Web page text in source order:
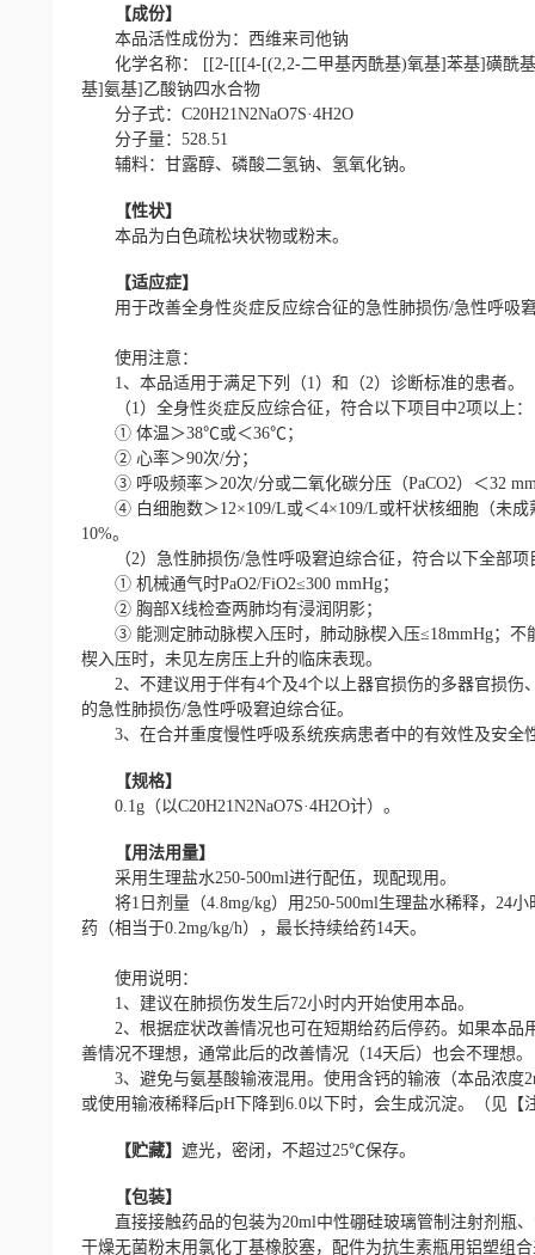
【成份】
本品活性成份为：西维来司他钠
化学名称： [[2-[[[4-[(2,2-二甲基丙酰基)氧基]苯基]磺酰
基]氨基]乙酸钠四水合物
分子式：C20H21N2NaO7S·4H2O
分子量：528.51
辅料：甘露醇、磷酸二氢钠、氢氧化钠。
【性状】
本品为白色疏松块状物或粉末。
【适应症】
用于改善全身性炎症反应综合征的急性肺损伤/急性呼吸
使用注意：
1、本品适用于满足下列（1）和（2）诊断标准的患者。
（1）全身性炎症反应综合征，符合以下项目中2项以上：
① 体温＞38℃或＜36℃；
② 心率＞90次/分；
③ 呼吸频率＞20次/分或二氧化碳分压（PaCO2）＜32
④ 白细胞数＞12×109/L或＜4×109/L或杆状核细胞（未成
10%。
（2）急性肺损伤/急性呼吸窘迫综合征，符合以下全部项
① 机械通气时PaO2/FiO2≤300 mmHg；
② 胸部X线检查两肺均有浸润阴影；
③ 能测定肺动脉楔入压时，肺动脉楔入压≤18mmHg；不
楔入压时，未见左房压上升的临床表现。
2、不建议用于伴有4个及4个以上器官损伤的多器官损伤
的急性肺损伤/急性呼吸窘迫综合征。
3、在合并重度慢性呼吸系统疾病患者中的有效性及安全
【规格】
0.1g（以C20H21N2NaO7S·4H2O计）。
【用法用量】
采用生理盐水250-500ml进行配伍，现配现用。
将1日剂量（4.8mg/kg）用250-500ml生理盐水稀释，24小
药（相当于0.2mg/kg/h），最长持续给药14天。
使用说明：
1、建议在肺损伤发生后72小时内开始使用本品。
2、根据症状改善情况也可在短期给药后停药。如果本品
善情况不理想，通常此后的改善情况（14天后）也会不理想。
3、避免与氨基酸输液混用。使用含钙的输液（本品浓度
或使用输液稀释后pH下降到6.0以下时，会生成沉淀。（见【
【贮藏】 遮光，密闭，不超过25℃保存。
【包装】
直接接触药品的包装为20ml中性硼硅玻璃管制注射剂瓶、
干燥无菌粉末用氯化丁基橡胶塞，配件为抗生素瓶用铝塑组